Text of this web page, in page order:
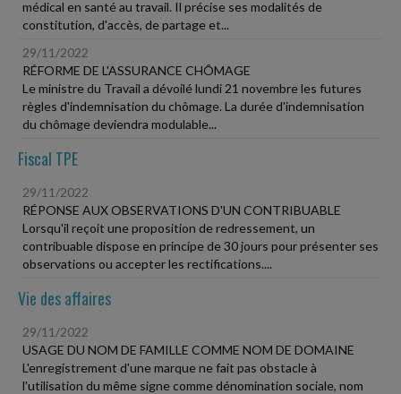
médical en santé au travail. Il précise ses modalités de
constitution, d'accès, de partage et...
29/11/2022
RÉFORME DE L'ASSURANCE CHÔMAGE
Le ministre du Travail a dévoilé lundi 21 novembre les futures
règles d'indemnisation du chômage. La durée d'indemnisation
du chômage deviendra modulable...
Fiscal TPE
29/11/2022
RÉPONSE AUX OBSERVATIONS D'UN CONTRIBUABLE
Lorsqu'il reçoit une proposition de redressement, un
contribuable dispose en principe de 30 jours pour présenter ses
observations ou accepter les rectifications....
Vie des affaires
29/11/2022
USAGE DU NOM DE FAMILLE COMME NOM DE DOMAINE
L'enregistrement d'une marque ne fait pas obstacle à
l'utilisation du même signe comme dénomination sociale, nom